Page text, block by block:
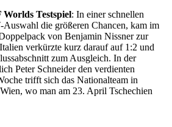
Testspiel: In einer schnellen
die größeren Chancen, kam im
von Benjamin Nissner zur
verkürzte kurz darauf auf 1:2 und
zum Ausgleich. In der
Peter Schneider den verdienten
trifft sich das Nationalteam in
wo man am 23. April Tschechien